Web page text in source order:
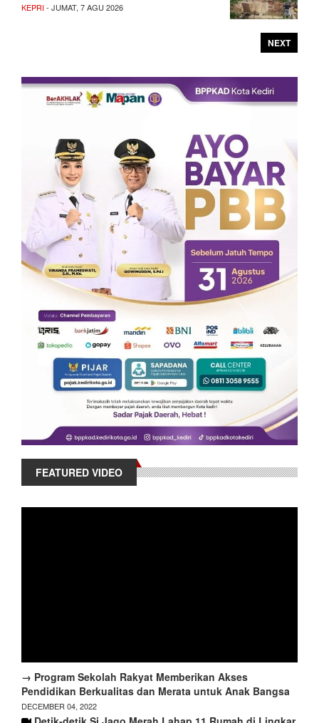
KEPRI- JUMAT, 7 AGU 2026
NEXT
FEATURED VIDEO
→ Program Sekolah Rakyat Memberikan Akses
Pendidikan Berkualitas dan Merata untuk Anak Bangsa
DECEMBER 04, 2022